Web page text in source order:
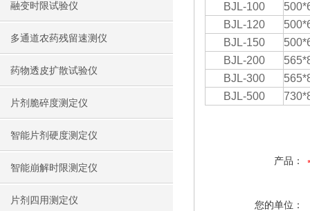
融变时限试验仪
多通道农药残留速测仪
药物透皮扩散试验仪
片剂脆碎度测定仪
智能片剂硬度测定仪
智能崩解时限测定仪
片剂四用测定仪
BJL-100
BJL-120
BJL-150
BJL-200
BJL-300
BJL-500
产品：
您的单位：